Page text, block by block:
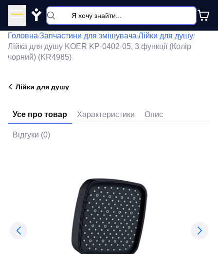
Y
Головна/Запчастини для змішувача/Лійки для душу/
Лійка для душу KOER KP-0402-05, 3 функції (Колір
чорний) (KR4985)
Лійки для душу
Усе про товар Характеристики Опис
Відгуки (0)